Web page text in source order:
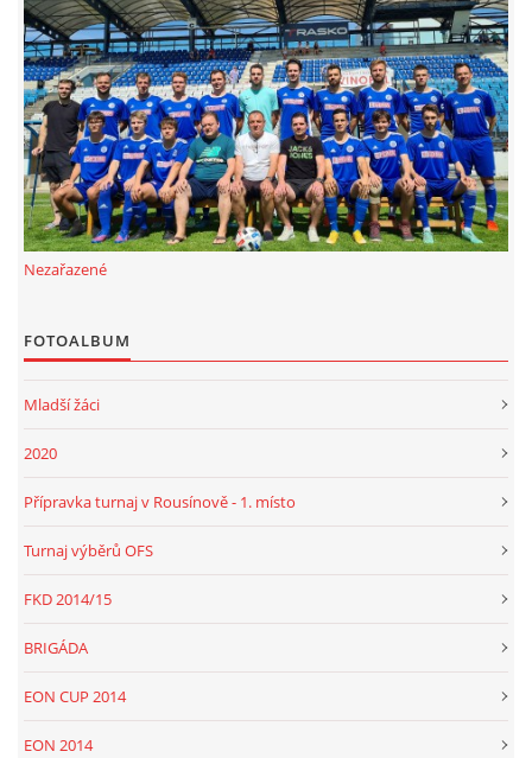
FKD, z.s.
Drnovice 704
68304 Drnovice
ičo 27005305
č.ú. 3227086359 / 0800
© 2026 eStránky.cz |RSS
Nezařazené
FOTOALBUM
Mladší žáci
2020
Přípravka turnaj v Rousínově - 1. místo
Turnaj výběrů OFS
FKD 2014/15
BRIGÁDA
EON CUP 2014
EON 2014